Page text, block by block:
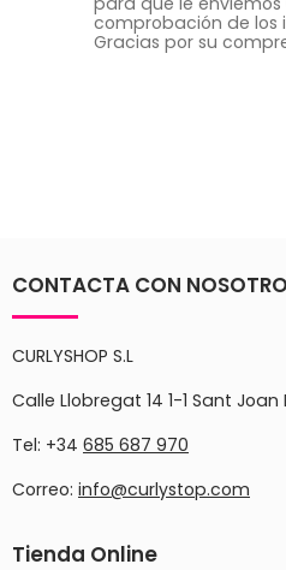
comprobación de los
Gracias por su
CONTACTA CON
CURLYSHOP S.L
Calle Llobregat 14 1-1 Sant
Tel: +34 685 687 970
Correo: info@curlystop.com
Tienda Online